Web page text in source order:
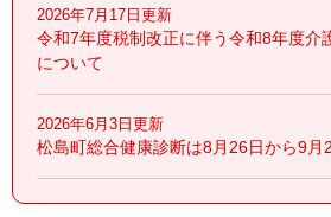
2026年7月17日更新
令和7年度税制改正に伴う令和8年度介
について
2026年6月3日更新
松島町総合健康診断は8月26日から9月